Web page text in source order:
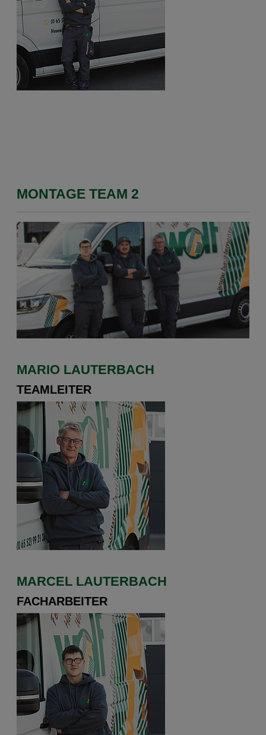
MONTAGE TEAM 2
MARIO LAUTERBACH
TEAMLEITER
MARCEL LAUTERBACH
FACHARBEITER